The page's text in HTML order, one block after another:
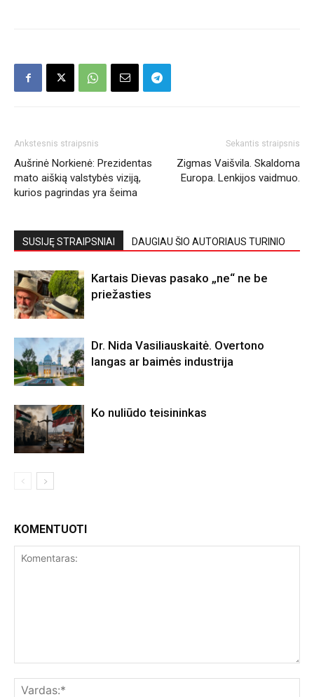
Ankstesnis straipsnis
Aušrinė Norkienė: Prezidentas
mato aiškią valstybės viziją,
kurios pagrindas yra šeima
Sekantis straipsnis
Zigmas Vaišvila. Skaldoma
Europa. Lenkijos vaidmuo.
SUSIJĘ STRAIPSNIAI DAUGIAU ŠIO AUTORIAUS TURINIO
Kartais Dievas pasako „ne“ ne be
priežasties
Dr. Nida Vasiliauskaitė. Overtono
langas ar baimės industrija
Ko nuliūdo teisininkas
KOMENTUOTI